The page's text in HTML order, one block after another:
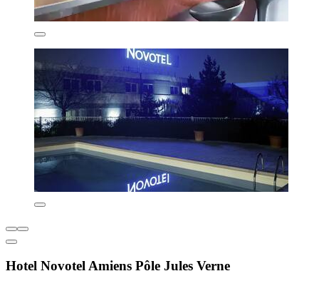
Hotel Novotel Amiens Pôle Jules Verne